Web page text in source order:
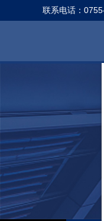
联系电话：